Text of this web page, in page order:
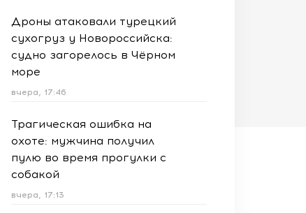
Дроны атаковали турецкий
сухогруз у Новороссийска:
судно загорелось в Чёрном
море
вчера, 17:46
Трагическая ошибка на
охоте: мужчина получил
пулю во время прогулки с
собакой
вчера, 17:13